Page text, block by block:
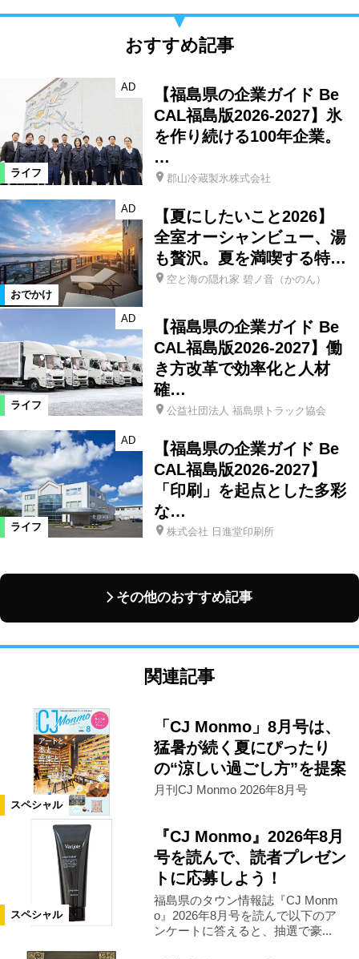
おすすめ記事
ライフ
AD
【福島県の企業ガイド Be
CAL福島版2026-2027】氷
を作り続ける100年企業。
…
郡山冷蔵製氷株式会社
おでかけ
AD
【夏にしたいこと2026】
全室オーシャンビュー、湯
も贅沢。夏を満喫する特…
空と海の隠れ家 碧ノ音（かのん）
ライフ
AD
【福島県の企業ガイド Be
CAL福島版2026-2027】働
き方改革で効率化と人材
確…
公益社団法人 福島県トラック協会
ライフ
AD
【福島県の企業ガイド Be
CAL福島版2026-2027】
「印刷」を起点とした多彩
な…
株式会社 日進堂印刷所
その他のおすすめ記事
関連記事
スペシャル
「CJ Monmo」8月号は、
猛暑が続く夏にぴったり
の“涼しい過ごし方”を提案
月刊CJ Monmo 2026年8月号
スペシャル
『CJ Monmo』2026年8月
号を読んで、読者プレゼン
トに応募しよう！
福島県のタウン情報誌『CJ Monm
o』2026年8月号を読んで以下のア
ンケートに答えると、抽選で豪...